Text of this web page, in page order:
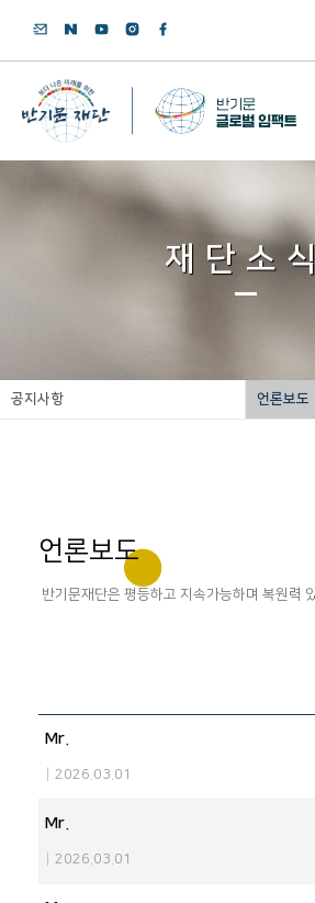
재단소
공지사항 언론보도
언론보도
반기문재단은 평등하고 지속가능하며 복원력
Mr.
2026.03.01
Mr.
2026.03.01